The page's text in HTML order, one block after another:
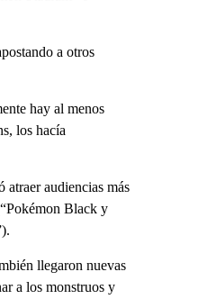
a otros
hay al menos
los hacía
atraer audiencias más
Black y
llegaron nuevas
a los monstruos y